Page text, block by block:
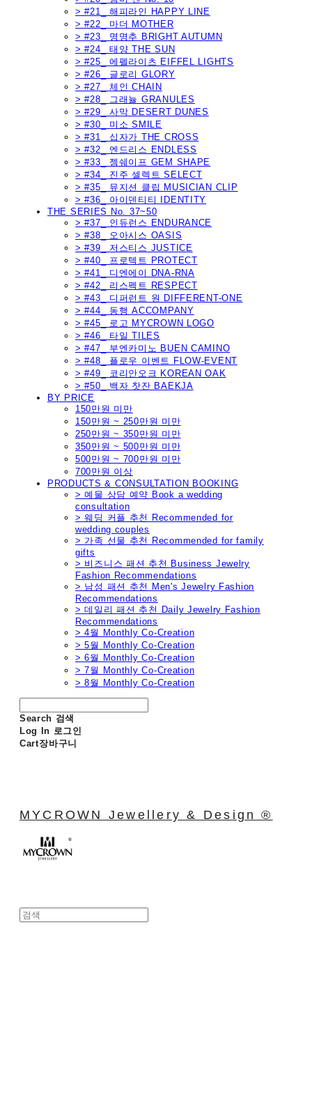
> #21_ 해피라인 HAPPY LINE
> #22_ 마더 MOTHER
> #23_ 명명추 BRIGHT AUTUMN
> #24_ 태양 THE SUN
> #25_ 에펠라이츠 EIFFEL LIGHTS
> #26_ 글로리 GLORY
> #27_ 체인 CHAIN
> #28_ 그래뉼 GRANULES
> #29_ 사막 DESERT DUNES
> #30_ 미소 SMILE
> #31_ 십자가 THE CROSS
> #32_ 엔드리스 ENDLESS
> #33_ 젬쉐이프 GEM SHAPE
> #34_ 진주 셀렉트 SELECT
> #35_ 뮤지션 클립 MUSICIAN CLIP
> #36_ 아이덴티티 IDENTITY
THE SERIES No. 37~50
> #37_ 인듀런스 ENDURANCE
> #38_ 오아시스 OASIS
> #39_ 저스티스 JUSTICE
> #40_ 프로텍트 PROTECT
> #41_ 디엔에이 DNA-RNA
> #42_ 리스펙트 RESPECT
> #43_ 디퍼런트 원 DIFFERENT-ONE
> #44_ 동행 ACCOMPANY
> #45_ 로고 MYCROWN LOGO
> #46_ 타일 TILES
> #47_ 부엔카미노 BUEN CAMINO
> #48_ 플로우 이벤트 FLOW-EVENT
> #49_ 코리안오크 KOREAN OAK
> #50_ 백자 찻잔 BAEKJA
BY PRICE
150만원 미만
150만원 ~ 250만원 미만
250만원 ~ 350만원 미만
350만원 ~ 500만원 미만
500만원 ~ 700만원 미만
700만원 이상
PRODUCTS & CONSULTATION BOOKING
> 예물 상담 예약 Book a wedding
consultation
> 웨딩 커플 추천 Recommended for
wedding couples
> 가족 선물 추천 Recommended for family
gifts
> 비즈니스 패션 추천 Business Jewelry
Fashion Recommendations
> 남성 패션 추천 Men's Jewelry Fashion
Recommendations
> 데일리 패션 추천 Daily Jewelry Fashion
Recommendations
> 4월 Monthly Co-Creation
> 5월 Monthly Co-Creation
> 6월 Monthly Co-Creation
> 7월 Monthly Co-Creation
> 8월 Monthly Co-Creation
Search 검색
Log In 로그인
Cart장바구니
MYCROWN Jewellery & Design ®